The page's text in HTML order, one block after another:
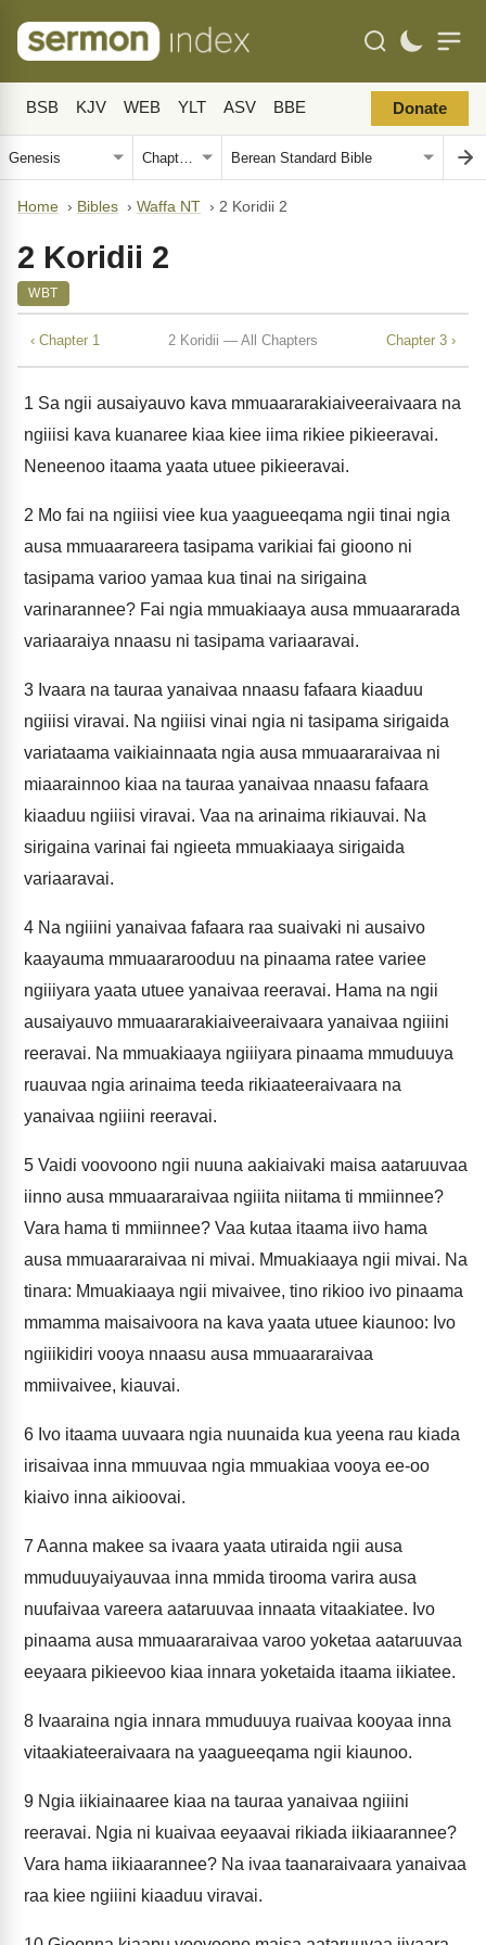
BSB KJV WEB YLT ASV BBE Donate
Home › Bibles › Waffa NT › 2 Koridii 2
2 Koridii 2
WBT
‹ Chapter 1 2 Koridii — All Chapters Chapter 3 ›
1 Sa ngii ausaiyauvo kava mmuaararakiaiveeraivaara na
ngiiisi kava kuanaree kiaa kiee iima rikiee pikieeravai.
Neneenoo itaama yaata utuee pikieeravai.
2 Mo fai na ngiiisi viee kua yaagueeqama ngii tinai ngia
ausa mmuaarareera tasipama varikiai fai gioono ni
tasipama varioo yamaa kua tinai na sirigaina
varinarannee? Fai ngia mmuakiaaya ausa mmuaararada
variaaraiya nnaasu ni tasipama variaaravai.
3 Ivaara na tauraa yanaivaa nnaasu fafaara kiaaduu
ngiiisi viravai. Na ngiiisi vinai ngia ni tasipama sirigaida
variataama vaikiainnaata ngia ausa mmuaararaivaa ni
miaarainnoo kiaa na tauraa yanaivaa nnaasu fafaara
kiaaduu ngiiisi viravai. Vaa na arinaima rikiauvai. Na
sirigaina varinai fai ngieeta mmuakiaaya sirigaida
variaaravai.
4 Na ngiiini yanaivaa fafaara raa suaivaki ni ausaivo
kaayauma mmuaararooduu na pinaama ratee variee
ngiiiyara yaata utuee yanaivaa reeravai. Hama na ngii
ausaiyauvo mmuaararakiaiveeraivaara yanaivaa ngiiini
reeravai. Na mmuakiaaya ngiiiyara pinaama mmuduuya
ruauvaa ngia arinaima teeda rikiaateeraivaara na
yanaivaa ngiiini reeravai.
5 Vaidi voovoono ngii nuuna aakiaivaki maisa aataruuvaa
iinno ausa mmuaararaivaa ngiiita niitama ti mmiinnee?
Vara hama ti mmiinnee? Vaa kutaa itaama iivo hama
ausa mmuaararaivaa ni mivai. Mmuakiaaya ngii mivai. Na
tinara: Mmuakiaaya ngii mivaivee, tino rikioo ivo pinaama
mmamma maisaivoora na kava yaata utuee kiaunoo: Ivo
ngiiikidiri vooya nnaasu ausa mmuaararaivaa
mmiivaivee, kiauvai.
6 Ivo itaama uuvaara ngia nuunaida kua yeena rau kiada
irisaivaa inna mmuuvaa ngia mmuakiaa vooya ee-oo
kiaivo inna aikioovai.
7 Aanna makee sa ivaara yaata utiraida ngii ausa
mmuduuyaiyauvaa inna mmida tirooma varira ausa
nuufaivaa vareera aataruuvaa innaata vitaakiatee. Ivo
pinaama ausa mmuaararaivaa varoo yoketaa aataruuvaa
eeyaara pikieevoo kiaa innara yoketaida itaama iikiatee.
8 Ivaaraina ngia innara mmuduuya ruaivaa kooyaa inna
vitaakiateeraivaara na yaagueeqama ngii kiaunoo.
9 Ngia iikiainaaree kiaa na tauraa yanaivaa ngiiini
reeravai. Ngia ni kuaivaa eeyaavai rikiada iikiaarannee?
Vara hama iikiaarannee? Na ivaa taanaraivaara yanaivaa
raa kiee ngiiini kiaaduu viravai.